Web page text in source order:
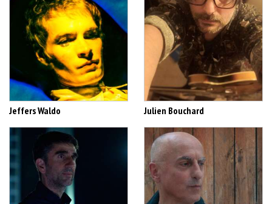
Jeffers Waldo Julien Bouchard